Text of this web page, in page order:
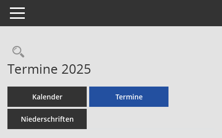
Toggle navigation
Rechercheauswahl
Termine 2025
Kalender Termine
Niederschriften